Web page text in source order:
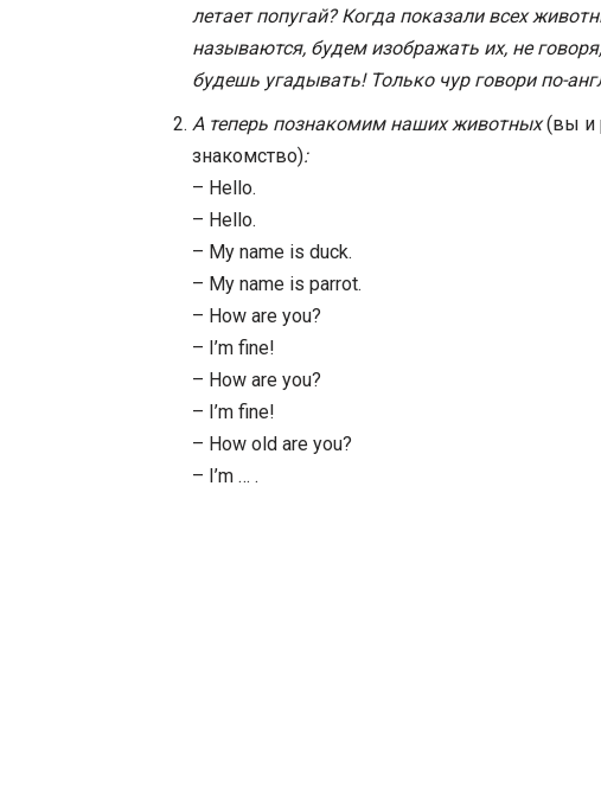
летает попугай? Когда показали всех
называются, будем изображать их, не
будешь угадывать! Только чур говори по-
А теперь познакомим наших животных(вы и
знакомство):
– Hello.
– Hello.
– My name is duck.
– My name is parrot.
– How are you?
– I’m fine!
– How are you?
– I’m fine!
– How old are you?
– I’m … .